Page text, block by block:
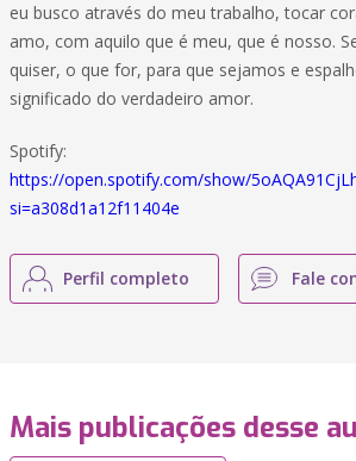
eu busco através do meu trabalho, tocar
amo, com aquilo que é meu, que é nosso.
quiser, o que for, para que sejamos e
significado do verdadeiro amor.
Spotify:
https://open.spotify.com/show/
si=a308d1a12f11404e
Perfil completo Fale
Mais publicações desse